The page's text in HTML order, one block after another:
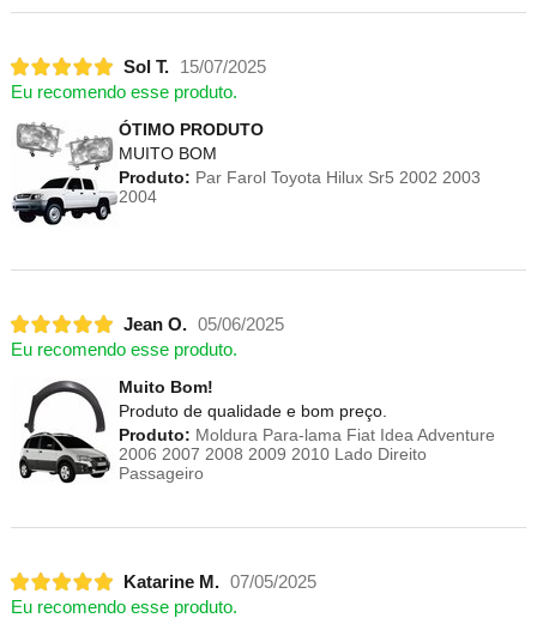
Sol T.
15/07/2025
Eu recomendo esse produto.
ÓTIMO PRODUTO
MUITO BOM
Produto: Par Farol Toyota Hilux Sr5 2002 2003
2004
Jean O. 05/06/2025
Eu recomendo esse produto.
Muito Bom!
Produto de qualidade e bom preço.
Produto: Moldura Para-lama Fiat Idea Adventure
2006 2007 2008 2009 2010 Lado Direito
Passageiro
Katarine M. 07/05/2025
Eu recomendo esse produto.